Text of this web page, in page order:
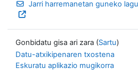
Jarri harremanetan guneko
Gonbidatu gisa ari zara (Sartu)
Datu-atxikipenaren txostena
Eskuratu aplikazio mugikorra